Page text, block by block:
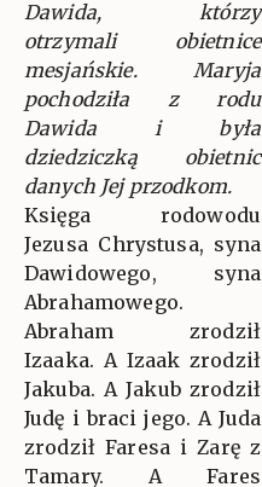
Dawida, którzy
otrzymali obietnice
mesjańskie. Maryja
pochodziła z rodu
Dawida i była
dziedziczką obietnic
danych Jej przodkom.
Księga rodowodu
Jezusa Chrystusa, syna
Dawidowego, syna
Abrahamowego.
Abraham zrodził
Izaaka. A Izaak zrodził
Jakuba. A Jakub zrodził
Judę i braci jego. A Juda
zrodził Faresa i Zarę z
Tamary. A Fares